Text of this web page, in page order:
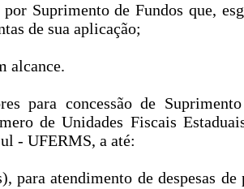
Suprimento de Fundos que,
de sua aplicação;
alcance.
para concessão de
de Unidades Fiscais
- UFERMS, a até:
para atendimento de despesas